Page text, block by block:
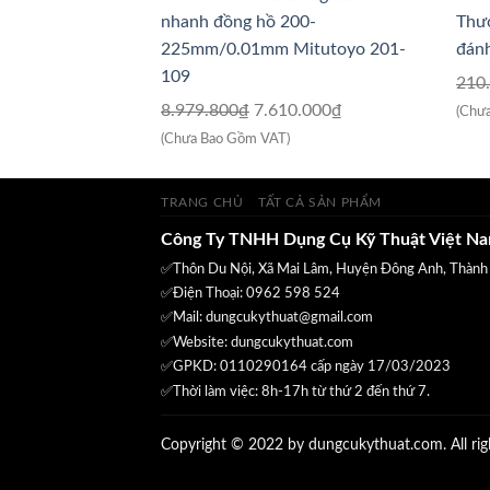
8.920.800₫.
7.560.000₫.
nhanh đồng hồ 200-
225mm/0.01mm Mitutoyo 201-
109
8.979.800₫ Giá
gốc
8.979.800₫.
7.610.000₫
(Chưa Bao Gồm VAT)
TRANG CHỦ TẤT CẢ SẢN PHẨM
Công Ty TNHH Dụng Cụ Kỹ Thuật Việt
✅Thôn Du Nội, Xã Mai Lâm, Huyện Đông Anh,
✅Điện Thoại: 0962 598 524
✅Mail: dungcukythuat@gmail.com
✅Website: dungcukythuat.com
✅GPKD: 0110290164 cấp ngày 17/03/2023
✅Thời làm việc: 8h-17h từ thứ 2 đến thứ 7.
Copyright © 2022 by dungcukythuat.com. All